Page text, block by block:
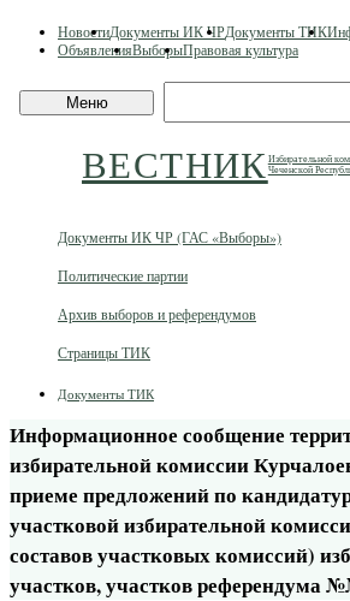
content
НовостиДокументы ИК ЧРДокументы ТИК
ОбъявленияВыборыПравовая культура
Меню
ВЕСТНИКИзбирательной
Чеченской
сайту
Документы ИК ЧР (ГАС «Выборы»)
Политические партии
Архив выборов и референдумов
Страницы ТИК
Документы ТИК
Информационное сообщение
избирательной комиссии
приеме предложений по
участковой избирательной
составов участковых комиссий)
участков, участков референдума